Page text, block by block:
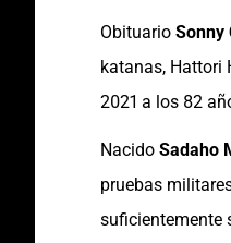
Obituario Sonny
katanas, Hattori
2021 a los 82
Nacido Sadaho
pruebas
suficientemente